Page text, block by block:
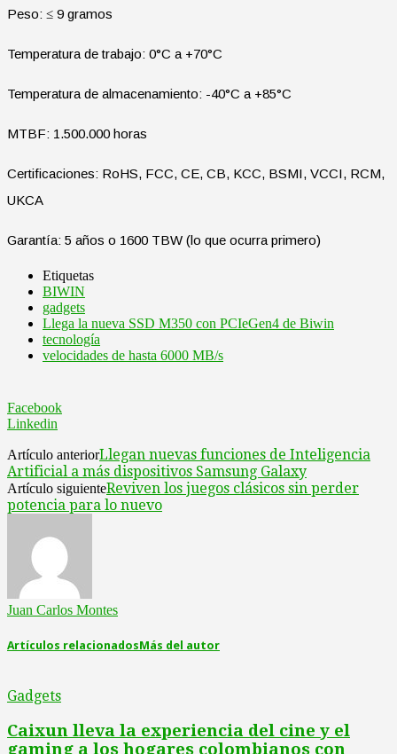
Peso: ≤ 9 gramos
Temperatura de trabajo: 0°C a +70°C
Temperatura de almacenamiento: -40°C a +85°C
MTBF: 1.500.000 horas
Certificaciones: RoHS, FCC, CE, CB, KCC, BSMI, VCCI, RCM,
UKCA
Garantía: 5 años o 1600 TBW (lo que ocurra primero)
Etiquetas
BIWIN
gadgets
Llega la nueva SSD M350 con PCIeGen4 de Biwin
tecnología
velocidades de hasta 6000 MB/s
Facebook
Linkedin
Artículo anteriorLlegan nuevas funciones de Inteligencia
Artificial a más dispositivos Samsung Galaxy
Artículo siguienteReviven los juegos clásicos sin perder
potencia para lo nuevo
Juan Carlos Montes
Artículos relacionadosMás del autor
Gadgets
Caixun lleva la experiencia del cine y el
gaming a los hogares colombianos con